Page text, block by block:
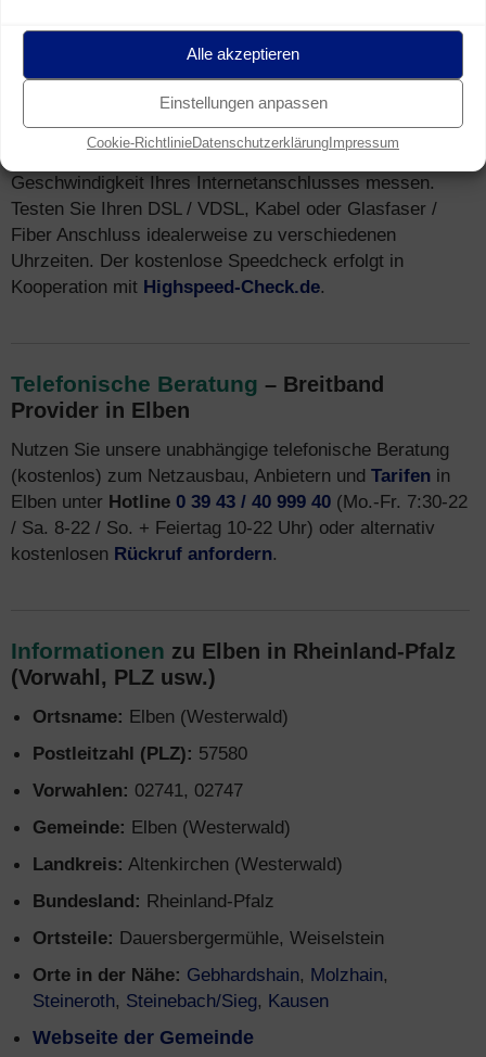
Alle akzeptieren
Einstellungen anpassen
Cookie-RichtlinieDatenschutzerklärungImpressum
Speedtestfür Breitband Anschluss in Elben
(Breitband Messung)
Sie wohnen in Elben und nutzen einen Breitband Internet
Anschluss (z.B. DSL)? Mit unseremSpeedtestkönnen
Sie kostenfrei und unverbindlich die tatsächliche
Geschwindigkeit Ihres Internetanschlusses messen.
Testen Sie Ihren DSL / VDSL, Kabel oder Glasfaser /
Fiber Anschluss idealerweise zu verschiedenen
Uhrzeiten. Der kostenlose Speedcheck erfolgt in
Kooperation mit Highspeed-Check.de.
Telefonische Beratung – Breitband
Provider in Elben
Nutzen Sie unsere unabhängige telefonische Beratung
(kostenlos) zum Netzausbau, Anbietern und Tarifen in
Elben unter Hotline 0 39 43 / 40 999 40 (Mo.-Fr. 7:30-22
/ Sa. 8-22 / So. + Feiertag 10-22 Uhr) oder alternativ
kostenlosen Rückruf anfordern.
Informationen zu Elben in Rheinland-Pfalz
(Vorwahl, PLZ usw.)
Ortsname: Elben (Westerwald)
Postleitzahl (PLZ): 57580
Vorwahlen: 02741, 02747
Gemeinde: Elben (Westerwald)
Landkreis: Altenkirchen (Westerwald)
Bundesland: Rheinland-Pfalz
Ortsteile: Dauersbergermühle, Weiselstein
Orte in der Nähe: Gebhardshain, Molzhain,
Steineroth, Steinebach/Sieg, Kausen
Webseite der Gemeinde